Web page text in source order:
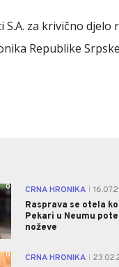
za krivično djelo
Republike
0 CRNA HRONIKA
Rasprava se otela
Pekari u Neumu
noževe
0 CRNA HRONIKA